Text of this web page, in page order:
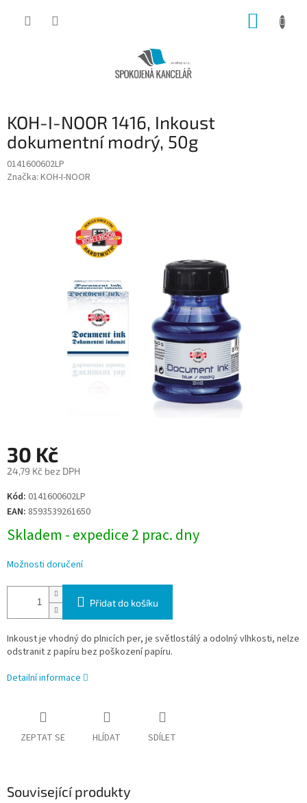
KOH-I-NOOR 1416, Inkoust
dokumentní modrý, 50g
0141600602LP
Značka: KOH-I-NOOR
30 Kč
24,79 Kč bez DPH
Měrná
cena:
Kód: 0141600602LP
EAN: 8593539261650
Skladem - expedice 2 prac. dny
Možnosti doručení
Přidat do košíku
Inkoust je vhodný do plnicích per, je světlostálý a odolný vlhkosti, nelze
odstranit z papíru bez poškození papíru.
Detailní informace
ZEPTAT SE HLÍDAT SDÍLET
Související produkty